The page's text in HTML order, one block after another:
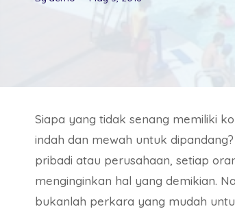
Siapa yang tidak senang memiliki
indah dan mewah untuk
pribadi atau perusahaan, setiap
menginginkan hal yang demikian.
bukanlah perkara yang mudah